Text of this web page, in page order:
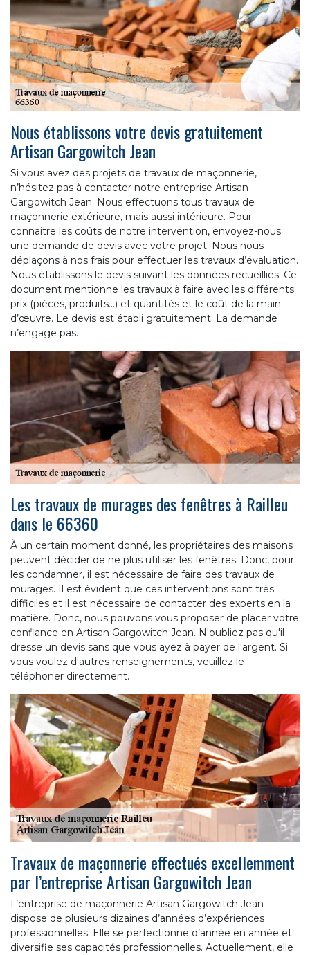
Nous établissons votre devis gratuitement
Artisan Gargowitch Jean
Si vous avez des projets de travaux de maçonnerie,
n’hésitez pas à contacter notre entreprise Artisan
Gargowitch Jean. Nous effectuons tous travaux de
maçonnerie extérieure, mais aussi intérieure. Pour
connaitre les coûts de notre intervention, envoyez-nous
une demande de devis avec votre projet. Nous nous
déplaçons à nos frais pour effectuer les travaux d’évaluation.
Nous établissons le devis suivant les données recueillies. Ce
document mentionne les travaux à faire avec les différents
prix (pièces, produits…) et quantités et le coût de la main-
d’œuvre. Le devis est établi gratuitement. La demande
n’engage pas.
Les travaux de murages des fenêtres à Railleu
dans le 66360
À un certain moment donné, les propriétaires des maisons
peuvent décider de ne plus utiliser les fenêtres. Donc, pour
les condamner, il est nécessaire de faire des travaux de
murages. Il est évident que ces interventions sont très
difficiles et il est nécessaire de contacter des experts en la
matière. Donc, nous pouvons vous proposer de placer votre
confiance en Artisan Gargowitch Jean. N'oubliez pas qu'il
dresse un devis sans que vous ayez à payer de l'argent. Si
vous voulez d'autres renseignements, veuillez le
téléphoner directement.
Travaux de maçonnerie effectués excellemment
par l’entreprise Artisan Gargowitch Jean
L’entreprise de maçonnerie Artisan Gargowitch Jean
dispose de plusieurs dizaines d’années d’expériences
professionnelles. Elle se perfectionne d’année en année et
diversifie ses capacités professionnelles. Actuellement, elle